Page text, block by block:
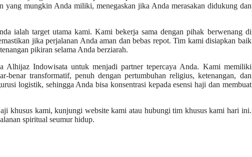
yang mungkin Anda miliki, menegaskan jika Anda merasakan didukung dan
ialah target utama kami. Kami bekerja sama dengan pihak berwenang di
jika perjalanan Anda aman dan bebas repot. Tim kami disiapkan baik
pikiran selama Anda berziarah.
Alhijaz Indowisata untuk menjadi partner tepercaya Anda. Kami memiliki
benar transformatif, penuh dengan pertumbuhan religius, ketenangan, dan
logistik, sehingga Anda bisa konsentrasi kepada esensi haji dan membuat
khusus kami, kunjungi website kami atau hubungi tim khusus kami hari ini.
spiritual seumur hidup.